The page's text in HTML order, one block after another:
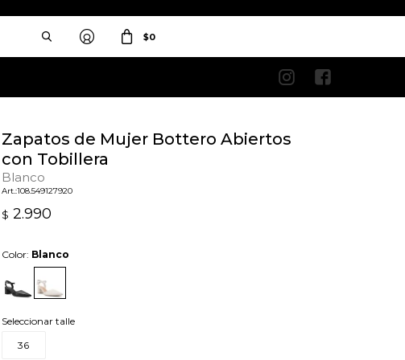
$0
 
Zapatos de Mujer Bottero Abiertos
con Tobillera
Blanco
108.549127920
$ 2.990
Color: Blanco
Seleccionar talle
36